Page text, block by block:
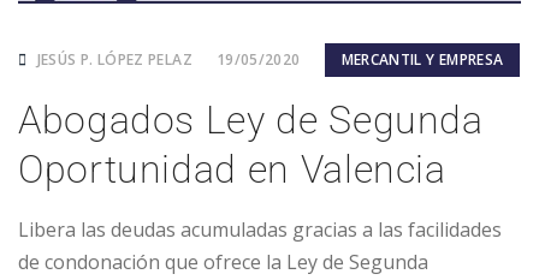
JESÚS P. LÓPEZ PELAZ 19/05/2020 MERCANTIL Y EMPRESA
Abogados Ley de Segunda
Oportunidad en Valencia
Libera las deudas acumuladas gracias a las facilidades
de condonación que ofrece la Ley de Segunda